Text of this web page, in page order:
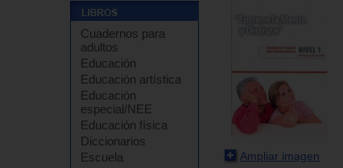
Cuadernos para
adultos
Educación
Educación artística
Educación
especial/NEE
Educación física
Diccionarios
Escuela
Ampliar imagen